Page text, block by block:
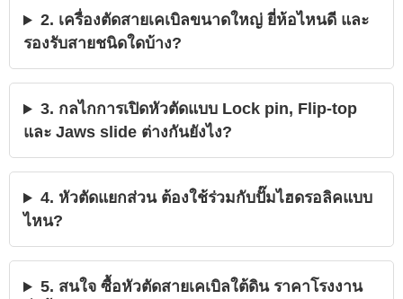
2. เครื่องตัดสายเคเบิลขนาดใหญ่ ยี่ห้อไหนดี และ
รองรับสายชนิดใดบ้าง?
3. กลไกการเปิดหัวตัดแบบ Lock pin, Flip-top
และ Jaws slide ต่างกันยังไง?
4. หัวตัดแยกส่วน ต้องใช้ร่วมกับปั๊มไฮดรอลิคแบบ
ไหน?
5. สนใจ ซื้อหัวตัดสายเคเบิลใต้ดิน ราคาโรงงาน